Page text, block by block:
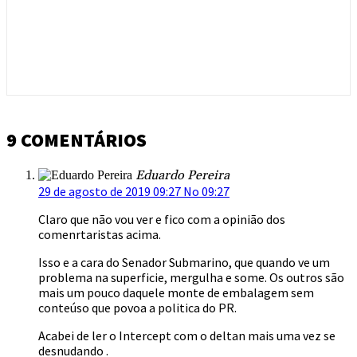
9 COMENTÁRIOS
Eduardo Pereira
29 de agosto de 2019 09:27 No 09:27
Claro que não vou ver e fico com a opinião dos
comenrtaristas acima.
Isso e a cara do Senador Submarino, que quando ve um
problema na superficie, mergulha e some. Os outros são
mais um pouco daquele monte de embalagem sem
conteúso que povoa a politica do PR.
Acabei de ler o Intercept com o deltan mais uma vez se
desnudando .